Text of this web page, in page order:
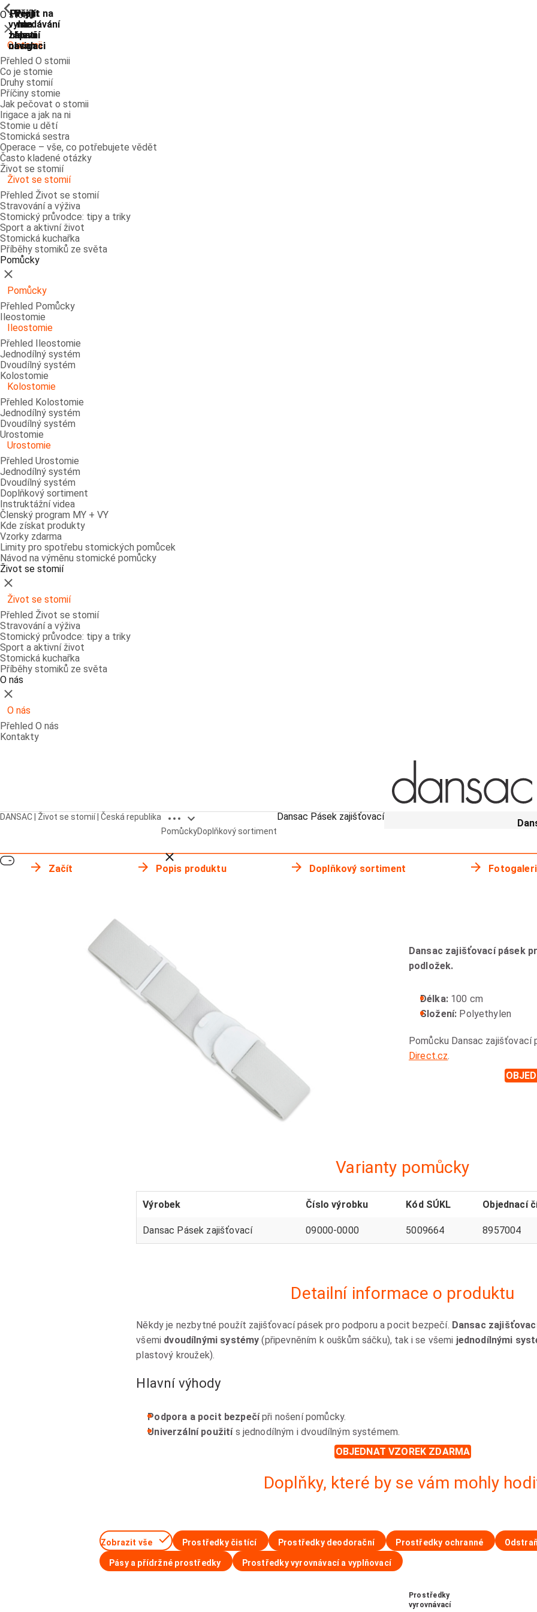
Přejít na
vyhledávání
Přejít
na
hlavní
navigaci
Přejít
na
hlavní
navigaci
Přejít
na
hlavní
obsah
Přejít
na
zápatí
O stomii
ShowPrevious
Zavřít
O stomii
Přehled O stomii
Co je stomie
Druhy stomií
Příčiny stomie
Jak pečovat o stomii
Irigace a jak na ni
Stomie u dětí
Stomická sestra
Operace – vše, co potřebujete vědět
Často kladené otázky
Život se stomií
ShowPrevious
Život se stomií
Přehled Život se stomií
Stravování a výživa
Stomický průvodce: tipy a triky
Sport a aktivní život
Stomická kuchařka
Příběhy stomiků ze světa
Pomůcky
ShowPrevious
Zavřít
Pomůcky
Přehled Pomůcky
Ileostomie
ShowPrevious
Ileostomie
Přehled Ileostomie
Jednodílný systém
Dvoudílný systém
Kolostomie
ShowPrevious
Kolostomie
Přehled Kolostomie
Jednodílný systém
Dvoudílný systém
Urostomie
ShowPrevious
Urostomie
Přehled Urostomie
Jednodílný systém
Dvoudílný systém
Doplňkový sortiment
Instruktážní videa
Členský program MY + VY
Kde získat produkty
Vzorky zdarma
Limity pro spotřebu stomických pomůcek
Návod na výměnu stomické pomůcky
Život se stomií
ShowPrevious
Zavřít
Život se stomií
Přehled Život se stomií
Stravování a výživa
Stomický průvodce: tipy a triky
Sport a aktivní život
Stomická kuchařka
Příběhy stomiků ze světa
O nás
ShowPrevious
Zavřít
O nás
Přehled O nás
Kontakty
DANSAC | Život se stomií | Česká republika Open breadcrumbs
Close breadcrumbs
PomůckyDoplňkový sortiment
Dansac Pásek zajišťovací
Začít Popis produktu Doplňkový sortiment
Dansac zajišťovací pásek
podložek.
Délka: 100 cm
Složení: Polyethylen
Pomůcku Dansac
Direct.cz.
Varianty pomůcky
Výrobek Číslo výrobku Kód SÚKL Objednací
Dansac Pásek zajišťovací 09000-0000 5009664 8957004
Detailní informace o produktu
Někdy je nezbytné použít zajišťovací pásek pro podporu a pocit bezpečí. Dansac
všemi dvoudílnými systémy (připevněním k ouškům sáčku), tak i se všemi jednodílnými
plastový kroužek).
Hlavní výhody
Podpora a pocit bezpečípři nošení pomůcky.
Univerzální použitís jednodílným i dvoudílným systémem.
OBJEDNAT VZOREK ZDARMA
Doplňky, které by se vám mohly
Zobrazit vše Prostředky čistící Prostředky deodorační Prostředky ochranné
Pásy a přídržné prostředky Prostředky vyrovnávací a vyplňovací
Prostředky
vyrovnávací